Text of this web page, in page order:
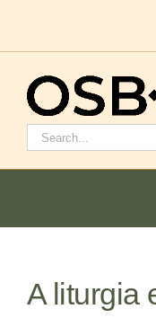
conteúdo
Pesquisar
A ordem beneditina
A liturgia